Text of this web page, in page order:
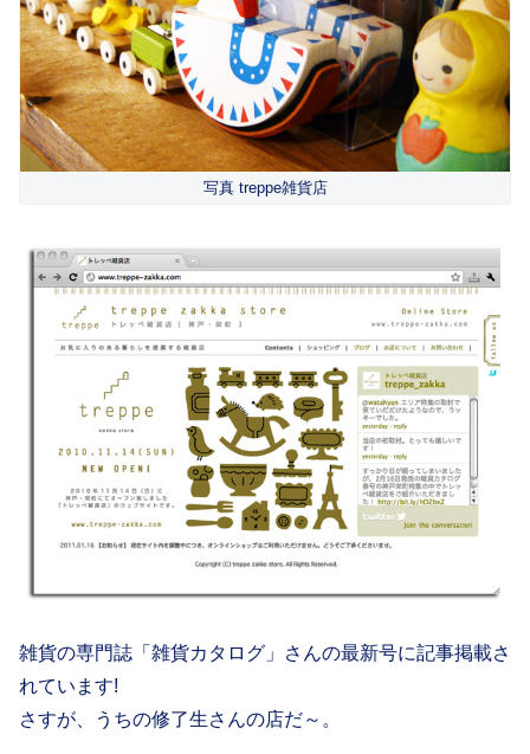
写真 treppe雑貨店
雑貨の専門誌「雑貨カタログ」さんの最新号に記事掲載さ
れています!
さすが、うちの修了生さんの店だ～。